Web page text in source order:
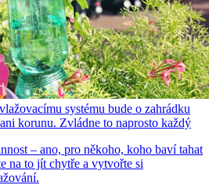
systému bude o zahrádku
korunu. Zvládne to naprosto každý
– ano, pro někoho, koho baví tahat
na to jít chytře a vytvořte si